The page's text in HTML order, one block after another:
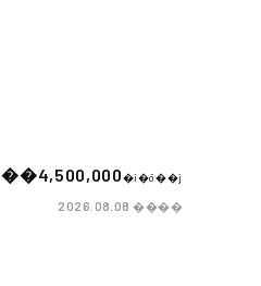
��4,500,000�i�ō��j
2026.08.08����